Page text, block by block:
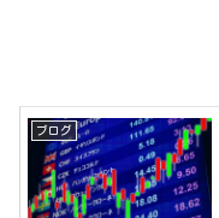
ブログ